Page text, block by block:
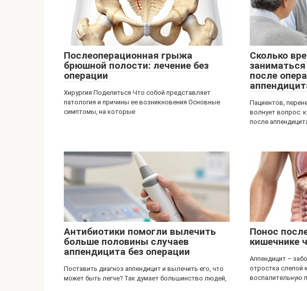
Послеоперационная грыжа
брюшной полости: лечение без
операции
Хирургия Поделиться Что собой представляет
патология и причины ее возникновения Основные
симптомы, на которые
Сколько
после
Пациентов,
волнует вопрос:
после
Антибиотики помогли вылечить
больше половины случаев
аппендицита без операции
Поставить диагноз аппендицит и вылечить его, что
может быть легче? Так думает большинство людей,
Понос
кишечнике
Аппендицит –
отростка слепой
воспалительную